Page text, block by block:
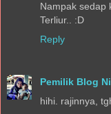
Nampak sedap
Terliur.. :D
Reply
Pemilik Blog Ni
hihi. rajinnya,